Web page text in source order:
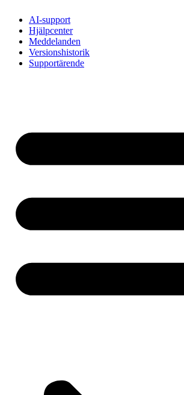
AI-support
Hjälpcenter
Meddelanden
Versionshistorik
Supportärende